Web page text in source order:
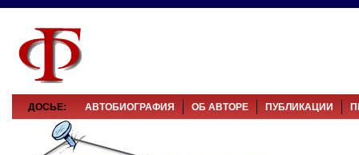
ДОСЬЕ: АВТОБИОГРАФИЯ ОБ АВТОРЕ ПУБЛИКАЦИИ